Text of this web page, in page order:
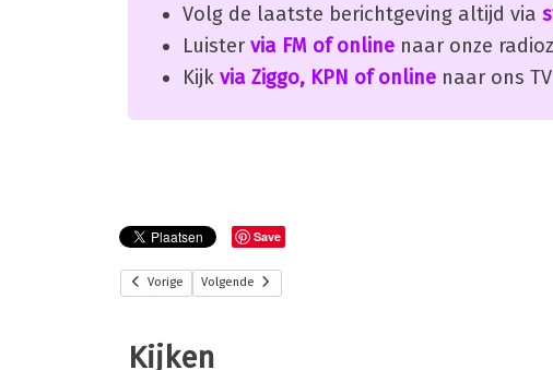
Volg de laatste berichtgeving altijd via
Luister via FM of online naar onze
Kijk via Ziggo, KPN of online naar ons
Save
Vorige Volgende
Kijken